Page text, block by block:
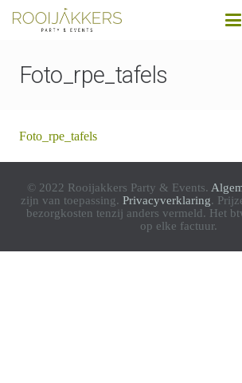
Foto_rpe_tafels
Foto_rpe_tafels
© 2022 Rooijakkers Party & Events.
zijn van toepassing. Privacyverklaring.
bezorgkosten tenzij anders vermeld. Het
op elke factuur.